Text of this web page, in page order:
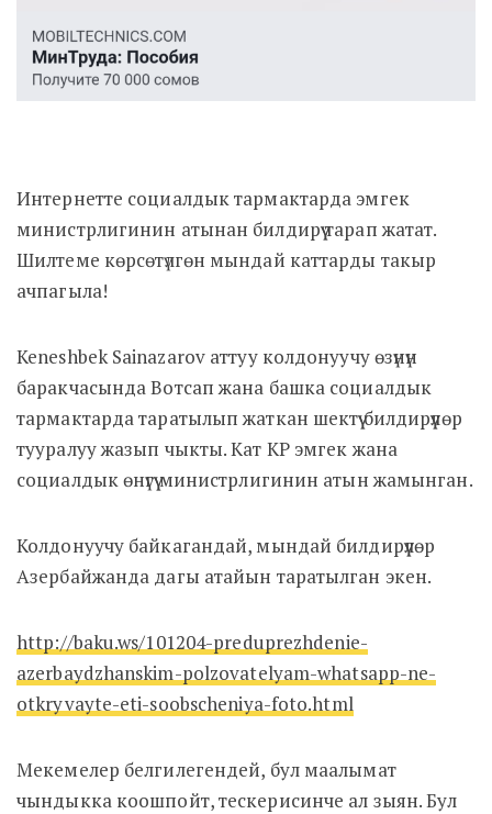
Интернетте социалдык тармактарда эмгек
министрлигинин атынан билдирүү тарап жатат.
Шилтеме көрсөтүлгөн мындай каттарды такыр
ачпагыла!
Keneshbek Sainazarov аттуу колдонуучу өзүнүн
баракчасында Вотсап жана башка социалдык
тармактарда таратылып жаткан шектүү билдирүүлөр
тууралуу жазып чыкты. Кат КР эмгек жана
социалдык өнүгүү министрлигинин атын жамынган.
Колдонуучу байкагандай, мындай билдирүүлөр
Азербайжанда дагы атайын таратылган экен.
http://baku.ws/101204-preduprezhdenie-
azerbaydzhanskim-polzovatelyam-whatsapp-ne-
otkryvayte-eti-soobscheniya-foto.html
Мекемелер белгилегендей, бул маалымат
чындыкка коошпойт, тескерисинче ал зыян. Бул